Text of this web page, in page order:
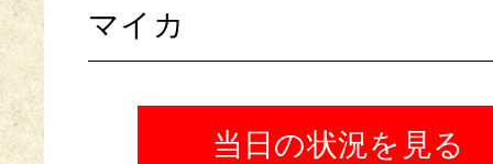
マイカ
当日の状況を見る